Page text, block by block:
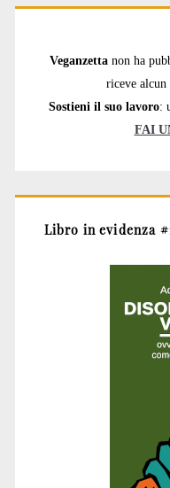
Veganzetta non ha
riceve alcun
Sostieni il suo lavoro:
FAI
Libro in evidenza